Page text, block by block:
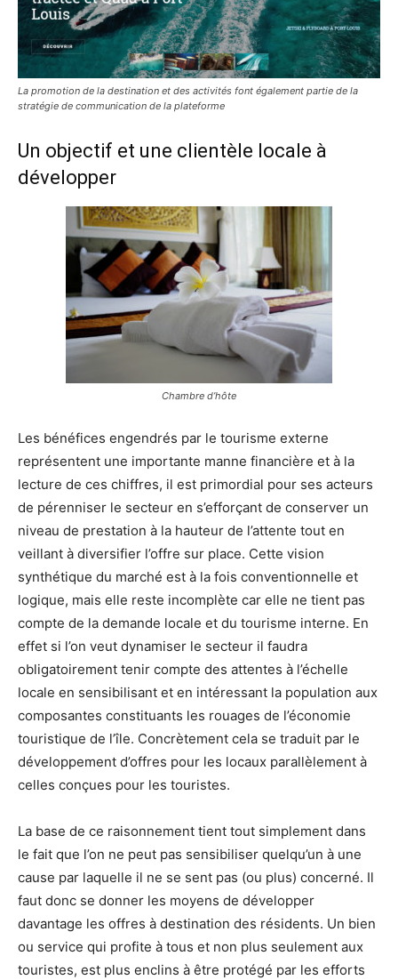
La promotion de la destination et des activités font également partie de la
stratégie de communication de la plateforme
Un objectif et une clientèle locale à
développer
Chambre d’hôte
Les bénéfices engendrés par le tourisme externe
représentent une importante manne financière et à la
lecture de ces chiffres, il est primordial pour ses acteurs
de pérenniser le secteur en s’efforçant de conserver un
niveau de prestation à la hauteur de l’attente tout en
veillant à diversifier l’offre sur place. Cette vision
synthétique du marché est à la fois conventionnelle et
logique, mais elle reste incomplète car elle ne tient pas
compte de la demande locale et du tourisme interne. En
effet si l’on veut dynamiser le secteur il faudra
obligatoirement tenir compte des attentes à l’échelle
locale en sensibilisant et en intéressant la population aux
composantes constituants les rouages de l’économie
touristique de l’île. Concrètement cela se traduit par le
développement d’offres pour les locaux parallèlement à
celles conçues pour les touristes.
La base de ce raisonnement tient tout simplement dans
le fait que l’on ne peut pas sensibiliser quelqu’un à une
cause par laquelle il ne se sent pas (ou plus) concerné. Il
faut donc se donner les moyens de développer
davantage les offres à destination des résidents. Un bien
ou service qui profite à tous et non plus seulement aux
touristes, est plus enclins à être protégé par les efforts